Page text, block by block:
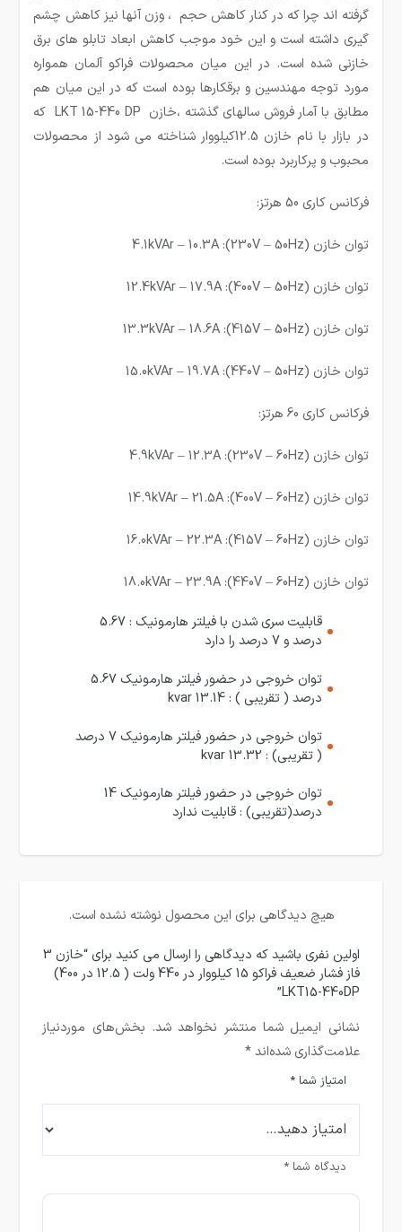
گرفته اند چرا که در کنار کاهش حجم ، وزن آنها نیز کاهش چشم
گیری داشته است و این خود موجب کاهش ابعاد تابلو های برق
خازنی شده است. در این میان محصولات فراکو آلمان همواره
مورد توجه مهندسین و برقکارها بوده است که در این میان هم
مطابق با آمار فروش سالهای گذشته ،خازن LKT 15-440 DP که
در بازار با نام خازن 12.5کیلووار شناخته می شود از محصولات
محبوب و پرکاربرد بوده است.
فرکانس کاری 50 هرتز:
توان خازن (230V – 50Hz): 4.1kVAr – 10.3A
توان خازن (400V – 50Hz): 12.4kVAr – 17.9A
توان خازن (415V – 50Hz): 13.3kVAr – 18.6A
توان خازن (440V – 50Hz): 15.0kVAr – 19.7A
فرکانس کاری 60 هرتز:
توان خازن (230V – 60Hz): 4.9kVAr – 12.3A
توان خازن (400V – 60Hz): 14.9kVAr – 21.5A
توان خازن (415V – 60Hz): 16.0kVAr – 22.3A
توان خازن (440V – 60Hz): 18.0kVAr – 23.9A
قابلیت سری شدن با فیلتر هارمونیک :5.67
درصد و 7 درصد را دارد
توان خروجی در حضور فیلتر هارمونیک 5.67
درصد ( تقریبی ) :13.14 kvar
توان خروجی در حضور فیلتر هارمونیک 7 درصد
( تقریبی) : 13.32 kvar
توان خروجی در حضور فیلتر هارمونیک 14
درصد(تقریبی) :قابلیت ندارد
هیچ دیدگاهی برای این محصول نوشته نشده است.
اولین نفری باشید که دیدگاهی را ارسال می کنید برای “خازن 3
فاز فشار ضعیف فراکو 15 کیلووار در 440 ولت ( 12.5 در 400)
LKT15-440DP”
نشانی ایمیل شما منتشر نخواهد شد. بخش‌های موردنیاز
علامت‌گذاری شده‌اند*
امتیاز شما*
دیدگاه شما*